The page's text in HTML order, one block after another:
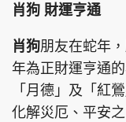
Copyright © 東
肖狗 財運亨通
肖狗朋友在蛇年
年為正財運亨通
「月德」及「紅
化解災厄、平安